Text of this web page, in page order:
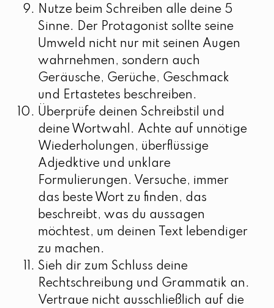
Nutze beim Schreiben alle deine 5
Sinne. Der Protagonist sollte seine
Umweld nicht nur mit seinen Augen
wahrnehmen, sondern auch
Geräusche, Gerüche, Geschmack
und Ertastetes beschreiben.
Überprüfe deinen Schreibstil und
deine Wortwahl. Achte auf unnötige
Wiederholungen, überflüssige
Adjedktive und unklare
Formulierungen. Versuche, immer
das beste Wort zu finden, das
beschreibt, was du aussagen
möchtest, um deinen Text lebendiger
zu machen.
Sieh dir zum Schluss deine
Rechtschreibung und Grammatik an.
Vertraue nicht ausschließlich auf die